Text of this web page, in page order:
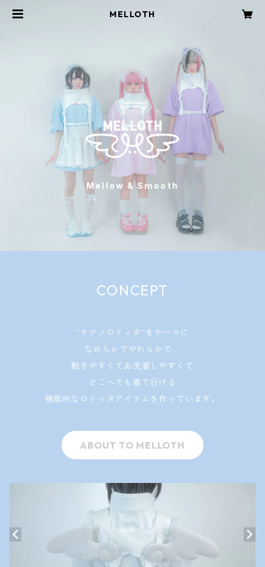
MELLOTH
Mellow & Smooth
CONCEPT
”テクノロリィタ”をテーマに
なめらかでやわらかで、
動きやすくてお洗濯しやすくて
どこへでも着て行ける
機能的なロリィタアイテムを作っています。
ABOUT TO MELLOTH